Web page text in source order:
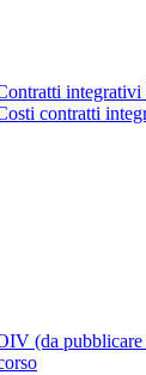
integrativi
contratti
(da pubblicare